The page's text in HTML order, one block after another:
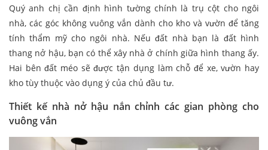
Quý anh chị cần định hình tường chính là trụ cột cho ngôi
nhà, các góc không vuông vắn dành cho kho và vườn để tăng
tính thẩm mỹ cho ngôi nhà. Nếu đất nhà bạn là đất hình
thang nở hậu, bạn có thể xây nhà ở chính giữa hình thang ấy.
Hai bên đất méo sẽ được tận dụng làm chỗ để xe, vườn hay
kho tùy thuộc vào dụng ý của chủ đầu tư.
Thiết kế nhà nở hậu nắn chỉnh các gian phòng cho
vuông vắn